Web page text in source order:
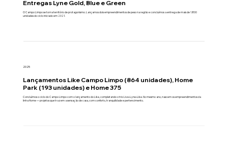
Entregas Lyne Gold, Blue e Green
O Campo Limpo se torna território de protagonismo. Lançamos dois empreendimentos de peso na região e concluímos a entrega de mais de 1.800
unidades do ciclo iniciado em 2021.
2025
Lançamentos Like Campo Limpo (864 unidades), Home
Park (193 unidades) e Home 375
Concluímos o ciclo do Campo Limpo com o lançamento do Like, completando o trio Live–Lyne–Like. No mesmo ano, nascem os empreendimentos da
linha Home — projetos que trazem a sensação de casa, com conforto, tranquilidade e pertencimento.